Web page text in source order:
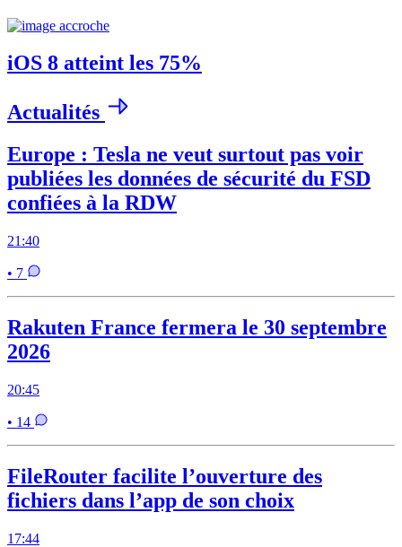
iOS 8 atteint les 75%
Actualités
Europe : Tesla ne veut surtout pas voir
publiées les données de sécurité du FSD
confiées à la RDW
21:40
• 7
Rakuten France fermera le 30 septembre
2026
20:45
• 14
FileRouter facilite l’ouverture des
fichiers dans l’app de son choix
17:44